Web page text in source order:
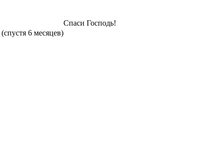
(спустя 6 месяцев)
Спаси Господь!